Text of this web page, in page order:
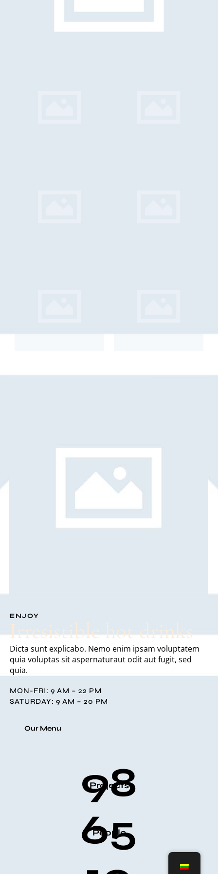
ENJOY
Irresistible hot drinks
Dicta sunt explicabo. Nemo enim ipsam voluptatem
quia voluptas sit aspernaturaut odit aut fugit, sed
quia.
MON-FRI: 9 AM – 22 PM
SATURDAY: 9 AM – 20 PM
Our Menu
98
Projects
65
People